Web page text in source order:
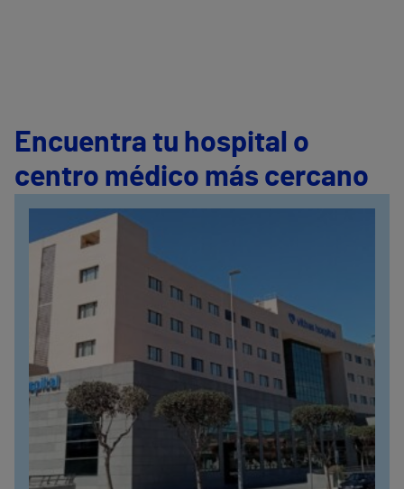
Encuentra tu hospital o
centro médico más cercano